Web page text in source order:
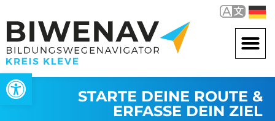
Werkzeugleiste öffnen
STARTE DEINE ROUTE &
ERFASSE DEIN ZIEL